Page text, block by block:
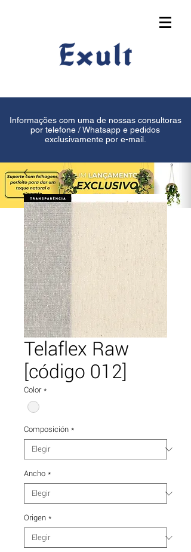
Informações com uma de nossas consultoras
por telefone / Whatsapp e pedidos
exclusivamente por e-mail.
Telaflex Raw
[código 012]
Color *
Composición *
Ancho *
Origen *